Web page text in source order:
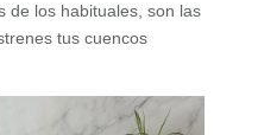
de los habituales, son las
tus cuencos